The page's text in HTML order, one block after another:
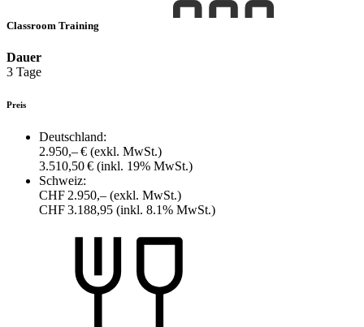
Classroom Training
Dauer
3 Tage
Preis
Deutschland:
2.950,– € (exkl. MwSt.)
3.510,50 € (inkl. 19% MwSt.)
Schweiz:
CHF 2.950,– (exkl. MwSt.)
CHF 3.188,95 (inkl. 8.1% MwSt.)